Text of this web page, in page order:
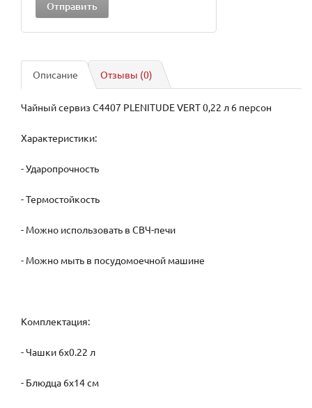
Описание Отзывы (0)
Чайный сервиз C4407 PLENITUDE VERT 0,22 л 6 персон
Характеристики:
- Ударопрочность
- Термостойкость
- Можно использовать в СВЧ-печи
- Можно мыть в посудомоечной машине
Комплектация:
- Чашки 6х0.22 л
- Блюдца 6х14 см